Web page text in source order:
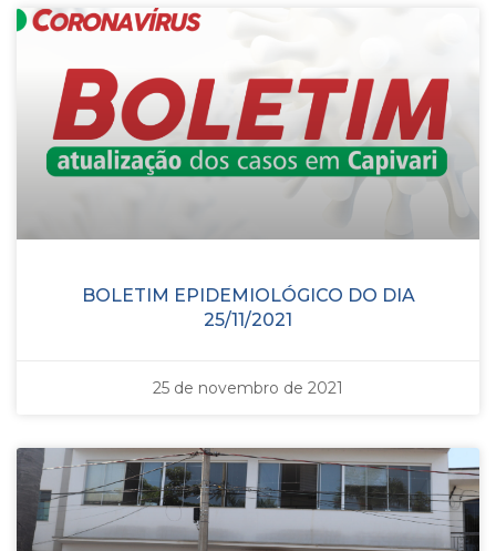
BOLETIM EPIDEMIOLÓGICO DO DIA
25/11/2021
25 de novembro de 2021